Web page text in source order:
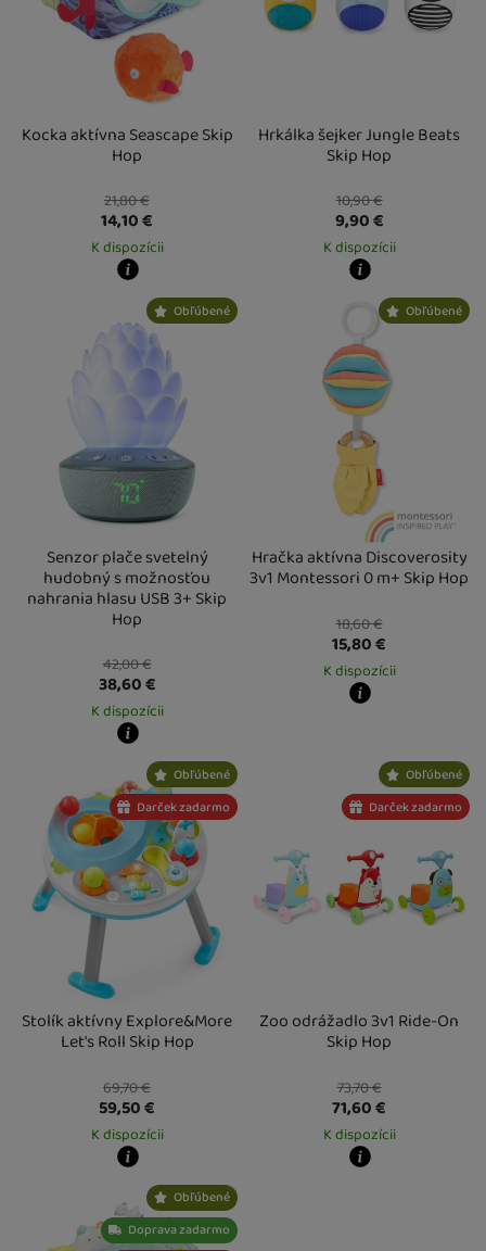
Kocka aktívna Seascape Skip
Hop
21,80€
14,10€
K dispozícii
Kdy zboží dostanete?
Osobný odber vo výdajnom mieste
14. 8.
Hrkálka šejker Jungle Beats
Skip Hop
10,90€
9,90€
K dispozícii
Kdy zboží dostanete?
Osobný odber vo výdajnom mieste
Obľúbené
Senzor plače svetelný
hudobný s možnosťou
nahrania hlasu USB 3+ Skip
Hop
42,00€
38,60€
K dispozícii
Kdy zboží dostanete?
Osobný odber vo výdajnom mieste
U Vás doma14. 8.
Obľúbené
Hračka aktívna Discoverosity
3v1 Montessori 0 m+ Skip Hop
18,60€
15,80€
K dispozícii
Obľúbené
Darček zadarmo
Stolík aktívny Explore&More
Let's Roll Skip Hop
69,70€
59,50€
K dispozícii
Kdy zboží dostanete?
Osobný odber vo výdajnom mieste
U Vás doma14. 8.
Obľúbené
Darček zadarmo
Zoo odrážadlo 3v1 Ride-On
Skip Hop
73,70€
71,60€
K dispozícii
Obľúbené
Doprava zadarmo